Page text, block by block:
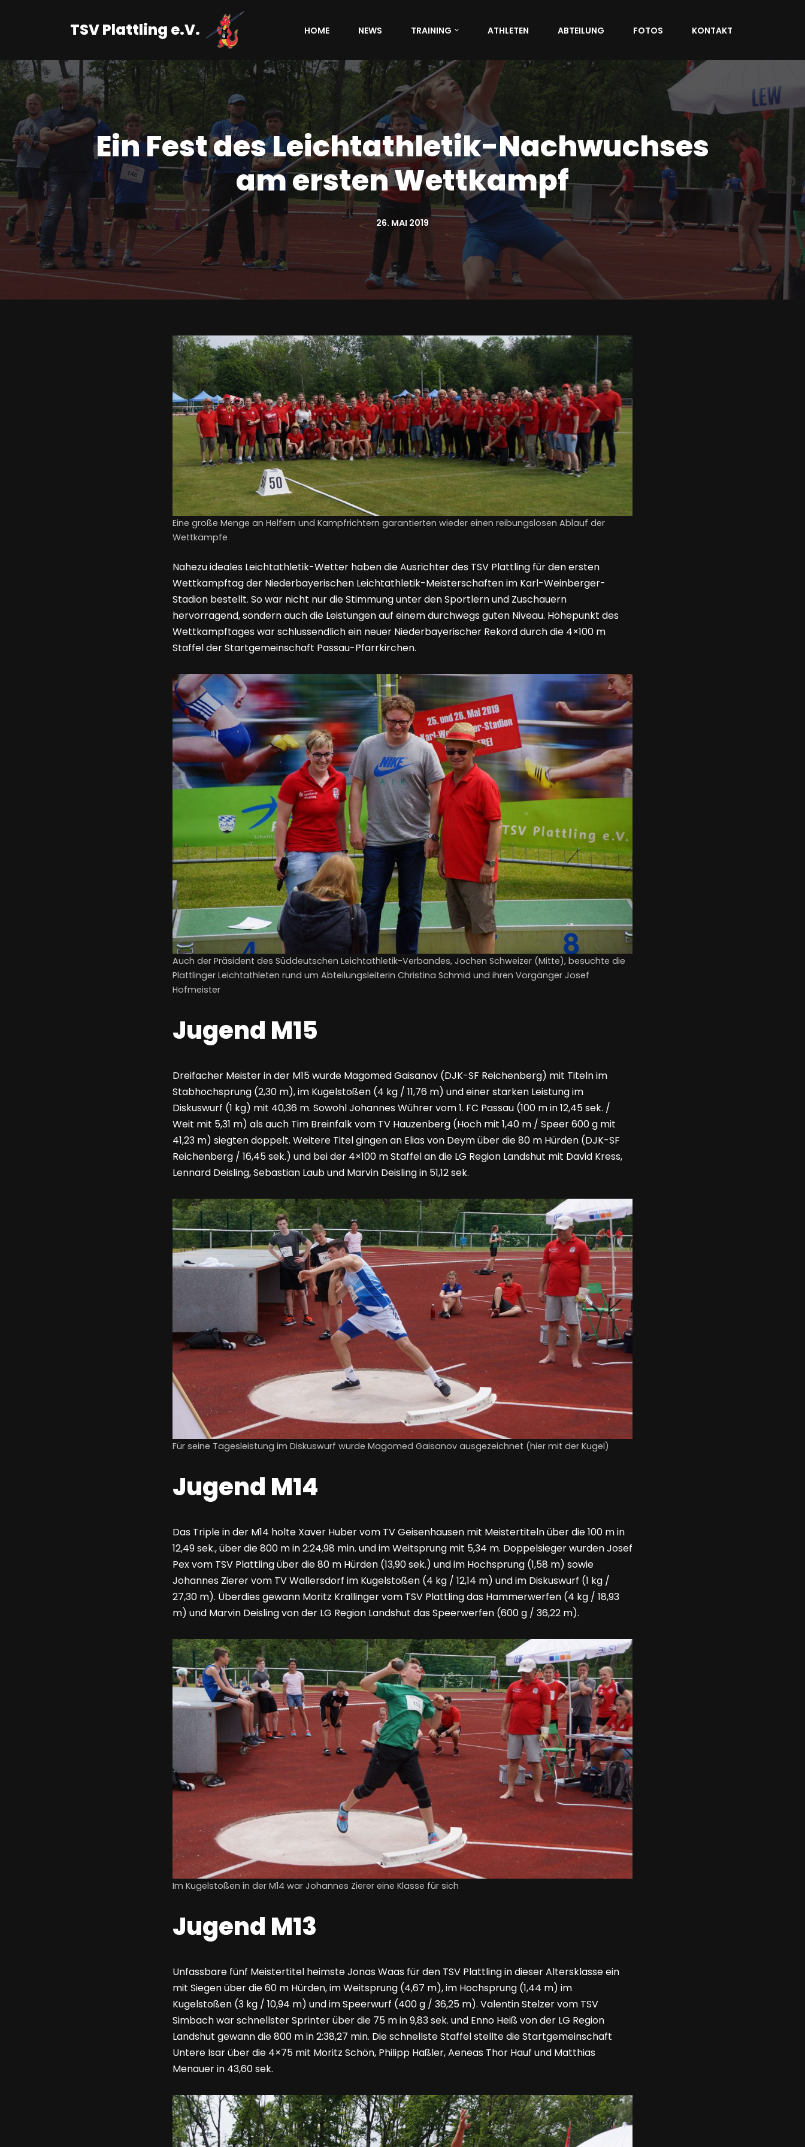
springen
TSV Plattling e.V. HOME NEWS TRAINING ATHLETEN ABTEILUNG FOTOS KONTAKT
Ein Fest des Leichtathletik-Nachwuchses
am ersten Wettkampf
26. MAI 2019
Eine große Menge an Helfern und Kampfrichtern garantierten wieder einen reibungslosen Ablauf der
Wettkämpfe
Nahezu ideales Leichtathletik-Wetter haben die Ausrichter des TSV Plattling für den ersten
Wettkampftag der Niederbayerischen Leichtathletik-Meisterschaften im Karl-Weinberger-
Stadion bestellt. So war nicht nur die Stimmung unter den Sportlern und Zuschauern
hervorragend, sondern auch die Leistungen auf einem durchwegs guten Niveau. Höhepunkt des
Wettkampftages war schlussendlich ein neuer Niederbayerischer Rekord durch die 4×100 m
Staffel der Startgemeinschaft Passau-Pfarrkirchen.
Auch der Präsident des Süddeutschen Leichtathletik-Verbandes, Jochen Schweizer (Mitte), besuchte die
Plattlinger Leichtathleten rund um Abteilungsleiterin Christina Schmid und ihren Vorgänger Josef
Hofmeister
Jugend M15
Dreifacher Meister in der M15 wurde Magomed Gaisanov (DJK-SF Reichenberg) mit Titeln im
Stabhochsprung (2,30 m), im Kugelstoßen (4 kg / 11,76 m) und einer starken Leistung im
Diskuswurf (1 kg) mit 40,36 m. Sowohl Johannes Wührer vom 1. FC Passau (100 m in 12,45 sek. /
Weit mit 5,31 m) als auch Tim Breinfalk vom TV Hauzenberg (Hoch mit 1,40 m / Speer 600 g mit
41,23 m) siegten doppelt. Weitere Titel gingen an Elias von Deym über die 80 m Hürden (DJK-SF
Reichenberg / 16,45 sek.) und bei der 4×100 m Staffel an die LG Region Landshut mit David Kress,
Lennard Deisling, Sebastian Laub und Marvin Deisling in 51,12 sek.
Für seine Tagesleistung im Diskuswurf wurde Magomed Gaisanov ausgezeichnet (hier mit der Kugel)
Jugend M14
Das Triple in der M14 holte Xaver Huber vom TV Geisenhausen mit Meistertiteln über die 100 m in
12,49 sek., über die 800 m in 2:24,98 min. und im Weitsprung mit 5,34 m. Doppelsieger wurden Josef
Pex vom TSV Plattling über die 80 m Hürden (13,90 sek.) und im Hochsprung (1,58 m) sowie
Johannes Zierer vom TV Wallersdorf im Kugelstoßen (4 kg / 12,14 m) und im Diskuswurf (1 kg /
27,30 m). Überdies gewann Moritz Krallinger vom TSV Plattling das Hammerwerfen (4 kg / 18,93
m) und Marvin Deisling von der LG Region Landshut das Speerwerfen (600 g / 36,22 m).
Im Kugelstoßen in der M14 war Johannes Zierer eine Klasse für sich
Jugend M13
Unfassbare fünf Meistertitel heimste Jonas Waas für den TSV Plattling in dieser Altersklasse ein
mit Siegen über die 60 m Hürden, im Weitsprung (4,67 m), im Hochsprung (1,44 m) im
Kugelstoßen (3 kg / 10,94 m) und im Speerwurf (400 g / 36,25 m). Valentin Stelzer vom TSV
Simbach war schnellster Sprinter über die 75 m in 9,83 sek. und Enno Heiß von der LG Region
Landshut gewann die 800 m in 2:38,27 min. Die schnellste Staffel stellte die Startgemeinschaft
Untere Isar über die 4×75 mit Moritz Schön, Philipp Haßler, Aeneas Thor Hauf und Matthias
Menauer in 43,60 sek.